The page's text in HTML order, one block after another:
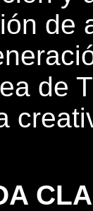
de
de